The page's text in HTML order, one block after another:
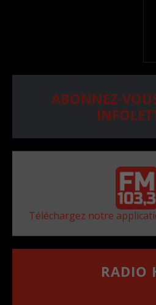
ABONNEZ-
Téléchargez notre
RADIO